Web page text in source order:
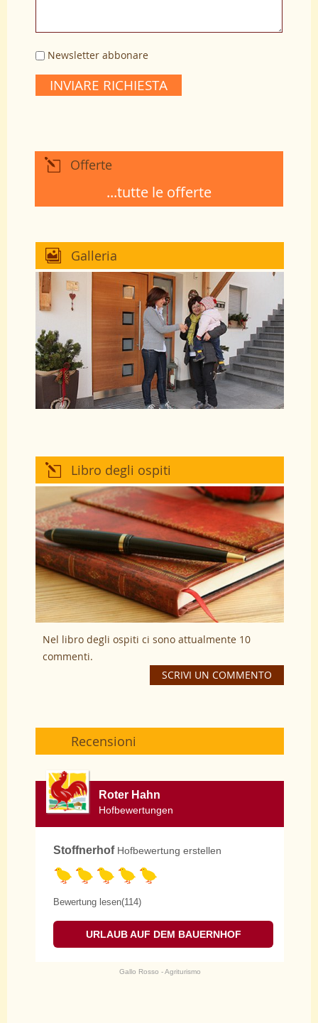
Newsletter abbonare
INVIARE RICHIESTA
Offerte
...tutte le offerte
Galleria
Libro degli ospiti
Nel libro degli ospiti ci sono attualmente 10
commenti.
SCRIVI UN COMMENTO
Recensioni
Roter Hahn
Hofbewertungen
Stoffnerhof Hofbewertung erstellen
Bewertung lesen(114)
URLAUB AUF DEM BAUERNHOF
Gallo Rosso - Agriturismo